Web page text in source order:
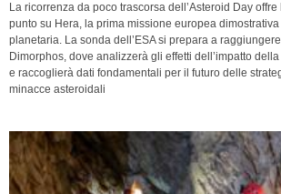
La ricorrenza da poco trascorsa dell’Asteroid Day offre
punto su Hera, la prima missione europea
planetaria. La sonda dell’ESA si prepara a
Dimorphos, dove analizzerà gli effetti dell’impatto
e raccoglierà dati fondamentali per il futuro delle
minacce asteroidali